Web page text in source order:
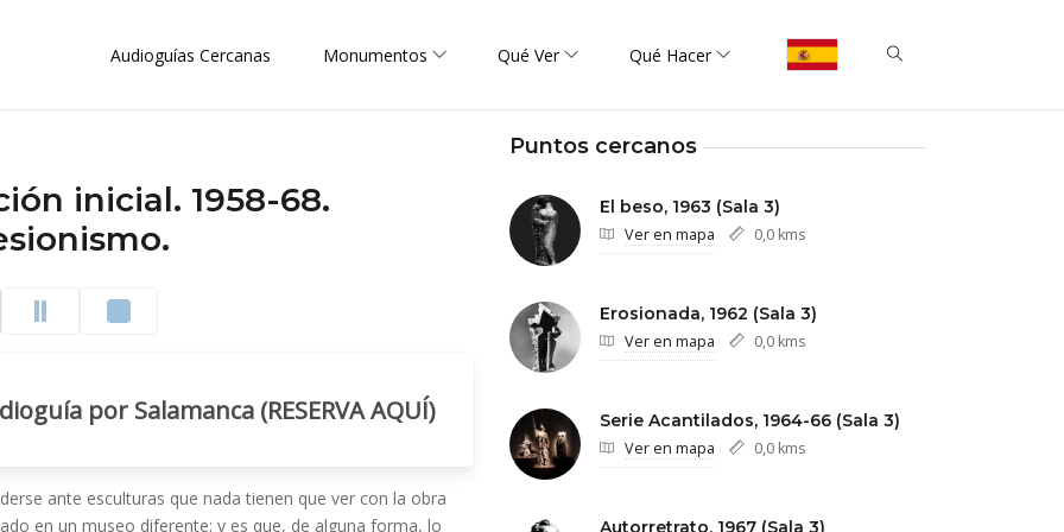
Audioguías Cercanas Monumentos Qué Ver Qué Hacer
inicial. 1958-68.
por Salamanca (RESERVA AQUÍ)
ante esculturas que nada tienen que ver con la obra
en un museo diferente; y es que, de alguna forma, lo
Puntos cercanos
El beso, 1963 (Sala 3)
Ver en mapa 0,0 kms
Erosionada, 1962 (Sala 3)
Ver en mapa 0,0 kms
Serie Acantilados, 1964-66 (Sala 3)
Ver en mapa 0,0 kms
Autorretrato, 1967 (Sala 3)